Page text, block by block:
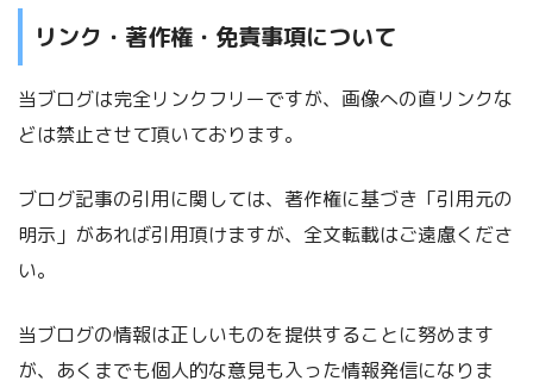
リンク・著作権・免責事項について
当ブログは完全リンクフリーですが、画像への直リンクな
どは禁止させて頂いております。
ブログ記事の引用に関しては、著作権に基づき「引用元の
明示」があれば引用頂けますが、全文転載はご遠慮くださ
い。
当ブログの情報は正しいものを提供することに努めます
が、あくまでも個人的な意見も入った情報発信になりま